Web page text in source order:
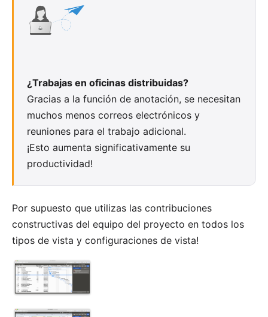
¿Trabajas en oficinas distribuidas?
Gracias a la función de anotación, se necesitan
muchos menos correos electrónicos y
reuniones para el trabajo adicional.
¡Esto aumenta significativamente su
productividad!
Por supuesto que utilizas las contribuciones
constructivas del equipo del proyecto en todos los
tipos de vista y configuraciones de vista!